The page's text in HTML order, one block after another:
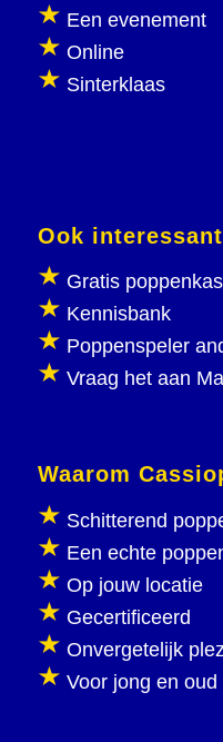
Een evenement
Online
Sinterklaas
Ook interessant
Gratis
Kennisbank
Poppenspeler
Vraag het aan
Waarom
Schitterend
Een echte
Op jouw locatie
Gecertificeerd
Onvergetelijk
Voor jong en oud